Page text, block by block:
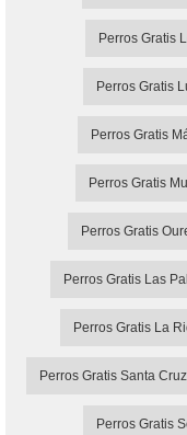
Perros Gratis
Perros Gratis
Perros Gratis
Perros Gratis
Perros Gratis
Perros Gratis Las
Perros Gratis La
Perros Gratis Santa
Perros Gratis